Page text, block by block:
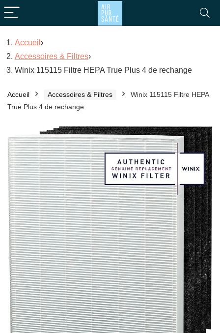
Accueil ›
Accessoires & Filtres›
Winix 115115 Filtre HEPA True Plus 4 de rechange
Accueil Accessoires & Filtres
Winix 115115 Filtre HEPA
True Plus 4 de rechange